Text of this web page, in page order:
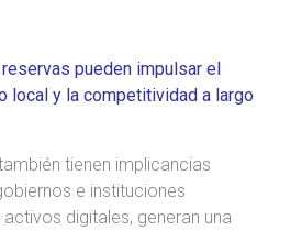
pueden impulsar el
local y la competitividad a largo
tienen implicancias
e instituciones
digitales, generan una